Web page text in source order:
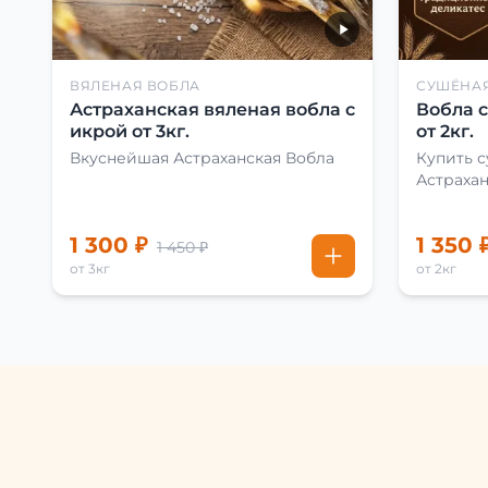
ВЯЛЕНАЯ ВОБЛА
Астраханская вяленая вобла с
икрой от 3кг.
Вкуснейшая Астраханская Вобла
1 300 ₽ 1 450 ₽
от 3кг
Вобла
от 2кг.
Купить
1 350
от 2кг